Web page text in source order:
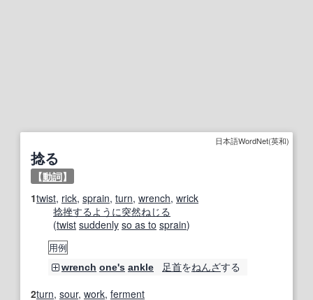
日本語WordNet(英和)
捻る
【動詞】
1twist, rick, sprain, turn, wrench, wrick
捻挫する ように突然ねじる
(twist suddenly so as to sprain)
用例
wrench one's ankle 足首をねんざする
2turn, sour, work, ferment